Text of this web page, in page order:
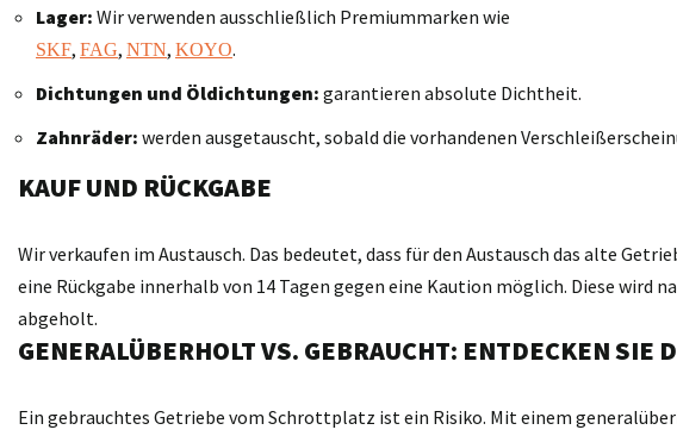
Lager: Wir verwenden ausschließlich Premiummarken wie
SKF, FAG, NTN, KOYO.
Dichtungen und Öldichtungen: garantieren absolute Dichtheit.
Zahnräder: werden ausgetauscht, sobald die vorhandenen
KAUF UND RÜCKGABE
Wir verkaufen im Austausch. Das bedeutet, dass für den Austausch das alte
eine Rückgabe innerhalb von 14 Tagen gegen eine Kaution möglich. Diese
abgeholt.
GENERALÜBERHOLT VS. GEBRAUCHT: ENTDECKEN SIE
Ein gebrauchtes Getriebe vom Schrottplatz ist ein Risiko. Mit einem